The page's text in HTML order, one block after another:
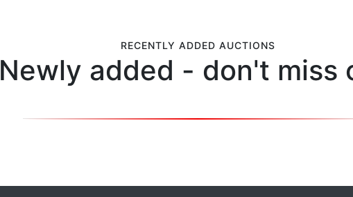
RECENTLY ADDED AUCTIONS
Newly added - don't miss